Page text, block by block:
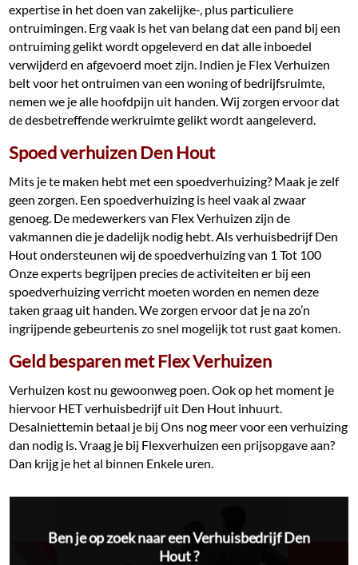
expertise in het doen van zakelijke-, plus particuliere
ontruimingen. Erg vaak is het van belang dat een pand bij een
ontruiming gelikt wordt opgeleverd en dat alle inboedel
verwijderd en afgevoerd moet zijn. Indien je Flex Verhuizen
belt voor het ontruimen van een woning of bedrijfsruimte,
nemen we je alle hoofdpijn uit handen. Wij zorgen ervoor dat
de desbetreffende werkruimte gelikt wordt aangeleverd.
Spoed verhuizen Den Hout
Mits je te maken hebt met een spoedverhuizing? Maak je zelf
geen zorgen. Een spoedverhuizing is heel vaak al zwaar
genoeg. De medewerkers van Flex Verhuizen zijn de
vakmannen die je dadelijk nodig hebt. Als verhuisbedrijf Den
Hout ondersteunen wij de spoedverhuizing van 1 Tot 100
Onze experts begrijpen precies de activiteiten er bij een
spoedverhuizing verricht moeten worden en nemen deze
taken graag uit handen. We zorgen ervoor dat je na zo’n
ingrijpende gebeurtenis zo snel mogelijk tot rust gaat komen.
Geld besparen met Flex Verhuizen
Verhuizen kost nu gewoonweg poen. Ook op het moment je
hiervoor HET verhuisbedrijf uit Den Hout inhuurt.
Desalniettemin betaal je bij Ons nog meer voor een verhuizing
dan nodig is. Vraag je bij Flexverhuizen een prijsopgave aan?
Dan krijg je het al binnen Enkele uren.
Ben je op zoek naar een Verhuisbedrijf Den
Hout ?